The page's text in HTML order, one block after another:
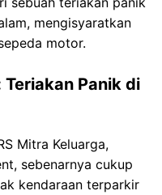
mengisyaratkan
motor.
Panik di
Mitra Keluarga,
sebenarnya cukup
kendaraan terparkir